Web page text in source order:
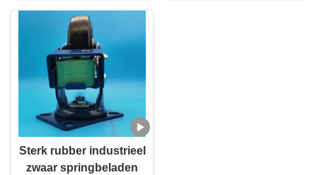
Freight Tools Casters
Sterk rubber industrieel
zwaar springbeladen